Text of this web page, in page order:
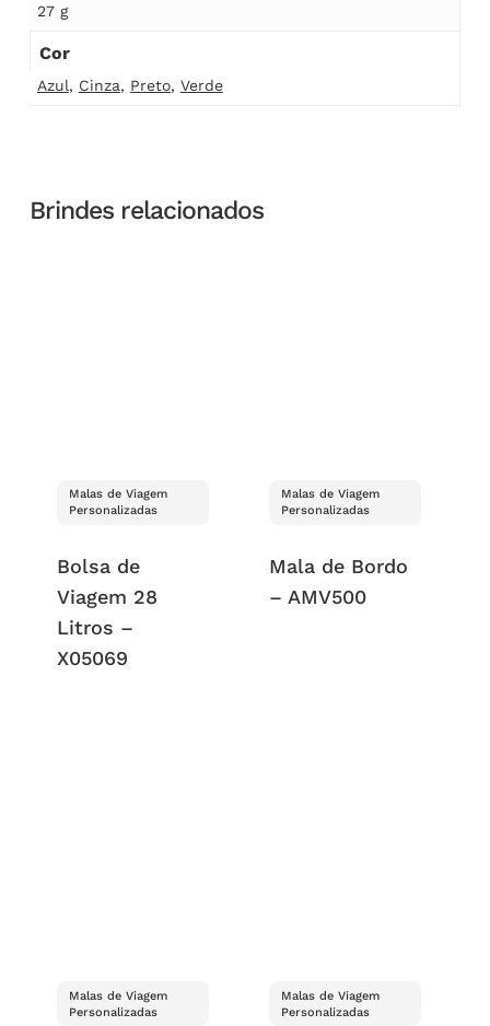
27 g
Cor
Azul, Cinza, Preto, Verde
Brindes relacionados
Malas de Viagem
Personalizadas
Bolsa de
Viagem 28
Litros –
X05069
Malas de Viagem
Personalizadas
Mala de Bordo
– AMV500
Malas de Viagem
Personalizadas
Malas de Viagem
Personalizadas